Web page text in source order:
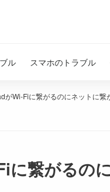
ル スマホのトラブル
がWi-Fiに繋がるのにネットに繋
繋がるの